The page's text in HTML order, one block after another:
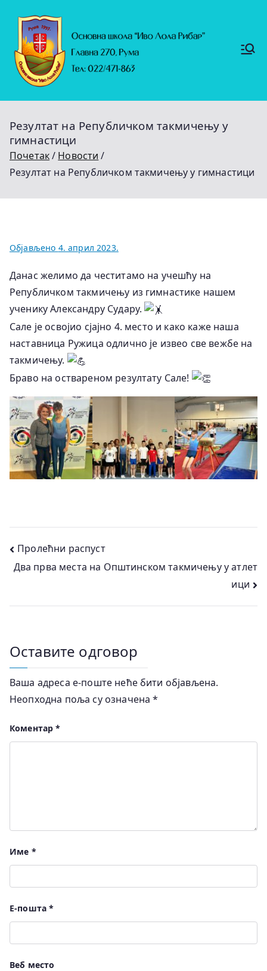
садржај
Основ
Лола
https://
vanje-
se-
Резултат на Републичком такмичењу у
гимнастици
Почетак
Новости
Резултат на Републичком такмичењу у гимнастици
Објављено 4. април 2023.
Данас желимо да честитамо на учешћу на
Републичком такмичењу из гимнастике нашем
ученику Александру Судару.
Сале је освојио сјајно 4. место и како каже наша
наставница Ружица одлично је извео све вежбе на
такмичењу.
Браво на оствареном резултату Сале!
Кретање
чланка
Пролећни распуст
Два прва места на Општинском такмичењу у атлет
ици
Оставите одговор
Ваша адреса е-поште неће бити објављена.
Неопходна поља су означена*
Коментар*
Име *
Е-пошта*
Веб место